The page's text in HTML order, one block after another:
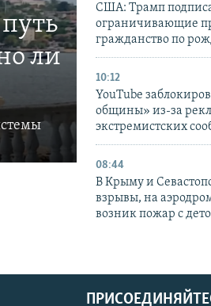
ли
США: Трамп
ограничивающие
гражданство по
10:12
YouTube
общины» из-за
экстремистских
08:44
В Крыму и
взрывы, на
возник пожар с